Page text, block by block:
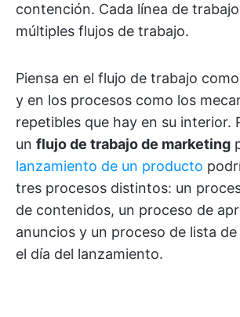
contención. Cada línea de
múltiples flujos de trabajo.
Piensa en el flujo de trabajo
y en los procesos como los
repetibles que hay en su interior.
un flujo de trabajo de marketing
lanzamiento de un producto
tres procesos distintos: un
de contenidos, un proceso de
anuncios y un proceso de lista
el día del lanzamiento.